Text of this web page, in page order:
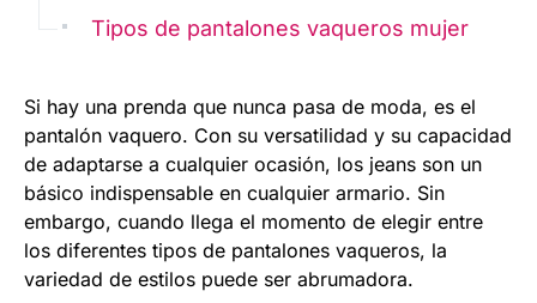
Tipos de pantalones vaqueros mujer
Si hay una prenda que nunca pasa de moda, es el
pantalón vaquero. Con su versatilidad y su capacidad
de adaptarse a cualquier ocasión, los jeans son un
básico indispensable en cualquier armario. Sin
embargo, cuando llega el momento de elegir entre
los diferentes tipos de pantalones vaqueros, la
variedad de estilos puede ser abrumadora.